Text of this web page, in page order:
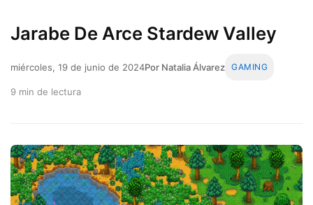
Jarabe De Arce Stardew Valley
miércoles, 19 de junio de 2024Por Natalia Álvarez GAMING
9 min de lectura